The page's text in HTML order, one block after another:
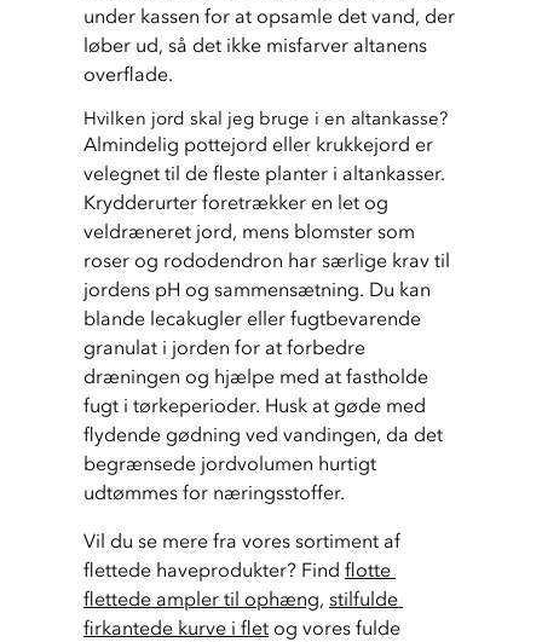
under kassen for at opsamle det vand, der
løber ud, så det ikke misfarver altanens
overflade.
Hvilken jord skal jeg bruge i en altankasse?
Almindelig pottejord eller krukkejord er
velegnet til de fleste planter i altankasser.
Krydderurter foretrækker en let og
veldræneret jord, mens blomster som
roser og rododendron har særlige krav til
jordens pH og sammensætning. Du kan
blande lecakugler eller fugtbevarende
granulat i jorden for at forbedre
dræningen og hjælpe med at fastholde
fugt i tørkeperioder. Husk at gøde med
flydende gødning ved vandingen, da det
begrænsede jordvolumen hurtigt
udtømmes for næringsstoffer.
Vil du se mere fra vores sortiment af
flettede haveprodukter? Find flotte
flettede ampler til ophæng, stilfulde
firkantede kurve i flet og vores fulde